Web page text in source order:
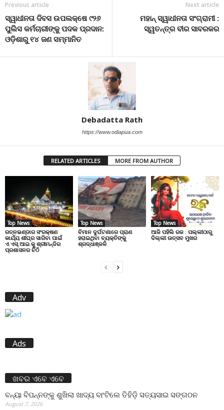
Previous article
ସ୍ୱାଧୀନତା ଦିବସ ଉପଲକ୍ଷେ ୯୨୬
ପୁଲିସ କର୍ମଚାରୀଙ୍କୁ ପଦକ ପ୍ରଦାନ:
ଓଡ଼ିଶାରୁ ୧୪ ଜଣ ସମ୍ମାନିତ
Next article
ମହାନ୍ ସ୍ୱାଧୀନତା ସଂଗ୍ରାମୀ :
ସ୍ୱତନ୍ତ୍ର ବୀର ସାବରକର
Debadatta Rath
https://www.odiapua.com
RELATED ARTICLES MORE FROM AUTHOR
Top News
ରତ୍ନଭଣ୍ଡାର ସଂରକ୍ଷଣ
କାର୍ଯ୍ୟ ଶୀଘ୍ର ସାରିବା ପାଇଁ
ଏ.ଏସ୍.ଆଇ.କୁ ଶ୍ରୀମନ୍ଦିର
ପ୍ରଶାସନର ଚିଠି
Top News
ବିମାନ ଦୁର୍ଘଟଣାରେ ପ୍ରାଣ
ହରାଇଥିବା ବ୍ୟକ୍ତିଙ୍କୁ
ଶ୍ରଦ୍ଧାଞ୍ଜଳି
Top News
ଆଜି ପହିଲି ରଜ : ପଲ୍ଲୀଠାରୁ
ଦିଲ୍ଲୀ ଉତ୍ସବ ମୁଖର
Adv
Ads
ଖବର ଏବେ ଏବେ
ବନ୍ୟା ବିପନ୍ନଙ୍କୁ ଶୁଖିଲା ଖାଦ୍ୟ ବାଂଟିଲେ ତିହିଡି଼ ସତ୍ୟସାଇ ସଙ୍ଗଠନ
August 7, 2026